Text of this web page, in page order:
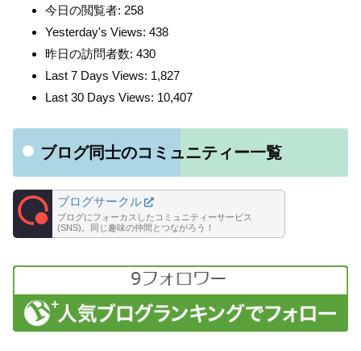
今日の閲覧者: 258
Yesterday's Views: 438
昨日の訪問者数: 430
Last 7 Days Views: 1,827
Last 30 Days Views: 10,407
ブログ同士のコミュニティー一覧
ブログサークル
ブログにフォーカスしたコミュニティーサービス
(SNS)。同じ趣味の仲間とつながろう！